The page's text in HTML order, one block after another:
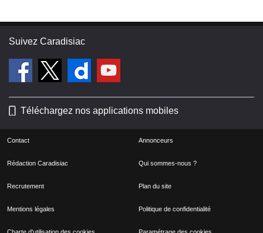
Suivez Caradisiac
Téléchargez nos applications mobiles
Contact Annonceurs
Rédaction Caradisiac Qui sommes-nous ?
Recrutement Plan du site
Mentions légales Politique de confidentialité